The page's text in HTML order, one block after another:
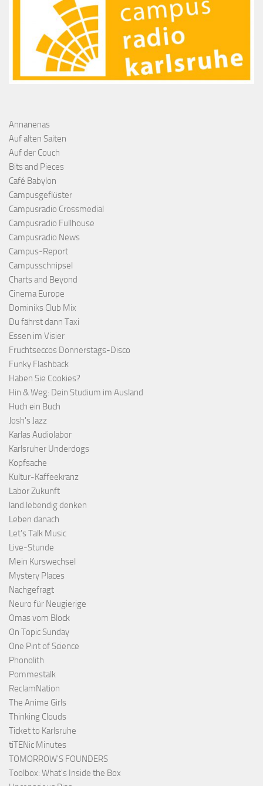
Annanenas
Auf alten Saiten
Auf der Couch
Bits and Pieces
Café Babylon
Campusgeflüster
Campusradio Crossmedial
Campusradio Fullhouse
Campusradio News
Campus-Report
Campusschnipsel
Charts and Beyond
Cinema Europe
Dominiks Club Mix
Du fährst dann Taxi
Essen im Visier
Fruchtseccos Donnerstags-Disco
Funky Flashback
Haben Sie Cookies?
Hin & Weg: Dein Studium im Ausland
Huch ein Buch
Josh's Jazz
Karlas Audiolabor
Karlsruher Underdogs
Kopfsache
Kultur-Kaffeekranz
Labor Zukunft
land.lebendig denken
Leben danach
Let's Talk Music
Live-Stunde
Mein Kurswechsel
Mystery Places
Nachgefragt
Neuro für Neugierige
Omas vom Block
On Topic Sunday
One Pint of Science
Phonolith
Pommestalk
ReclamNation
The Anime Girls
Thinking Clouds
Ticket to Karlsruhe
tiTENic Minutes
TOMORROW'S FOUNDERS
Toolbox: What's Inside the Box